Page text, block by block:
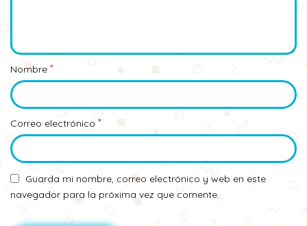
Nombre *
Correo electrónico *
Guarda mi nombre, correo electrónico y web en este
navegador para la próxima vez que comente.